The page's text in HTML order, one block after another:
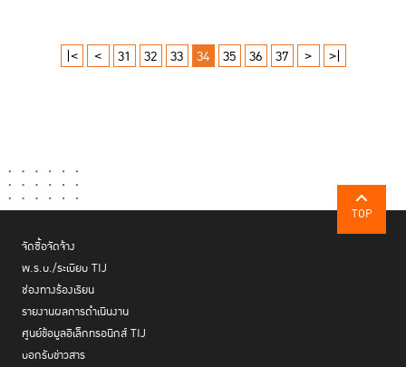
|< < 31 32 33 34 35 36 37 > >|
TOP
จัดซื้อจัดจ้าง
พ.ร.บ./ระเบียบ TIJ
ช่องทางร้องเรียน
รายงานผลการดำเนินงาน
ศูนย์ข้อมูลอิเล็กทรอนิกส์ TIJ
บอกรับข่าวสาร